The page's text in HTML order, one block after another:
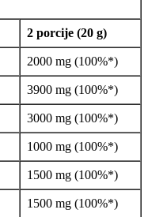
2 porcije (20 g)
2000 mg (100%*)
3900 mg (100%*)
3000 mg (100%*)
1000 mg (100%*)
1500 mg (100%*)
1500 mg (100%*)